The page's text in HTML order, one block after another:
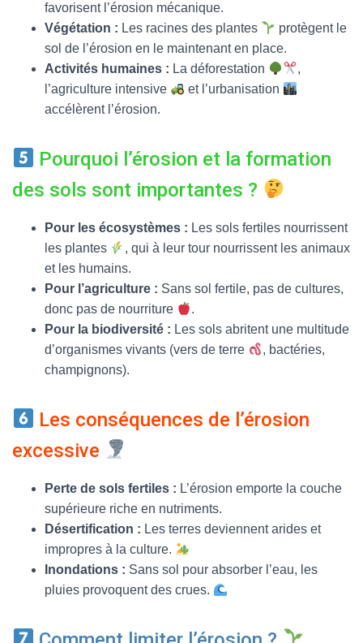
favorisent l’érosion mécanique.
Végétation : Les racines des plantes
protègent le
sol de l’érosion en le maintenant en place.
Activités humaines : La déforestation
,
l’agriculture intensive
et l’urbanisation
accélèrent l’érosion.
Pourquoi l’érosion et la formation
des sols sont importantes ?
Pour les écosystèmes : Les sols fertiles nourrissent
les plantes
, qui à leur tour nourrissent les animaux
et les humains.
Pour l’agriculture : Sans sol fertile, pas de cultures,
donc pas de nourriture
.
Pour la biodiversité : Les sols abritent une multitude
d’organismes vivants (vers de terre
, bactéries,
champignons).
Les conséquences de l’érosion
excessive
Perte de sols fertiles : L’érosion emporte la couche
supérieure riche en nutriments.
Désertification : Les terres deviennent arides et
impropres à la culture.
Inondations : Sans sol pour absorber l’eau, les
pluies provoquent des crues.